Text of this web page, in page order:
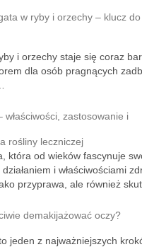
w ryby i orzechy – klucz
i orzechy staje się coraz
dla osób pragnących
właściwości, zastosowanie i
rośliny leczniczej
która od wieków fascynuje
i właściwościami
przyprawa, ale również
demakijażować oczy?
jeden z najważniejszych